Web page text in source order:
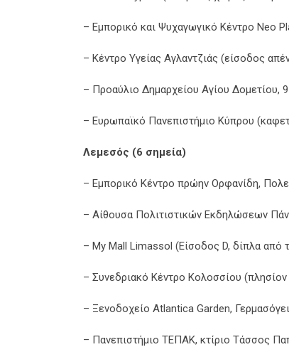
– Εμπορικό και Ψυχαγωγικό Κέντρο Neo
– Κέντρο Υγείας Αγλαντζιάς (είσοδος
– Προαύλιο Δημαρχείου Αγίου Δομετίου,
– Ευρωπαϊκό Πανεπιστήμιο Κύπρου
Λεμεσός (6 σημεία)
– Εμπορικό Κέντρο πρώην Ορφανίδη,
– Αίθουσα Πολιτιστικών Εκδηλώσεων
– My Mall Limassol (Είσοδος D, δίπλα από
– Συνεδριακό Κέντρο Κολοσσίου
– Ξενοδοχείο Atlantica Garden,
– Πανεπιστήμιο ΤΕΠΑΚ, κτίριο Τάσσος